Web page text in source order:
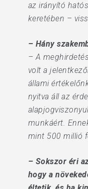
az irányító
keretében –
– Hány
– A
volt a
állami
nyitva áll az
munkáért.
mint 500 millió
– Sokszor éri
hogy a